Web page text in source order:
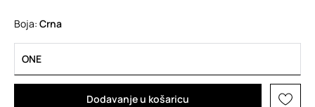
Boja: crna
ONE
Dodavanje u košaricu